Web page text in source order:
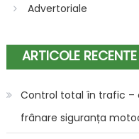
Advertoriale
ARTICOLE RECENTE
Control total în trafic –
frânare siguranța